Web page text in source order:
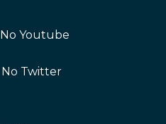
No Youtube
No Twitter